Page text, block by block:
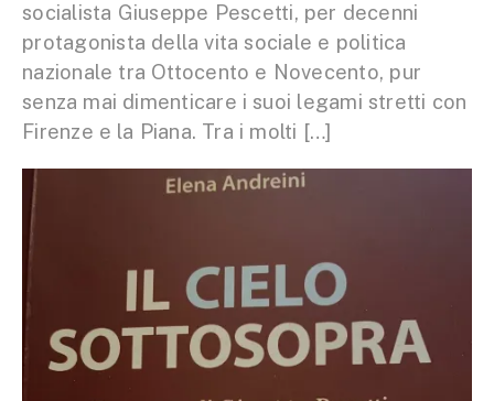
socialista Giuseppe Pescetti, per decenni
protagonista della vita sociale e politica
nazionale tra Ottocento e Novecento, pur
senza mai dimenticare i suoi legami stretti con
Firenze e la Piana. Tra i molti […]